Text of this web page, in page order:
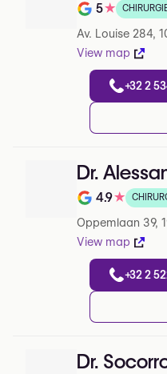
Note de 5 sur
5★
Av. Louise 284,
View map
+32 2
Dr.
Note de 4.9
4.9★
Oppemlaan 39,
View map
+32 2
Dr.